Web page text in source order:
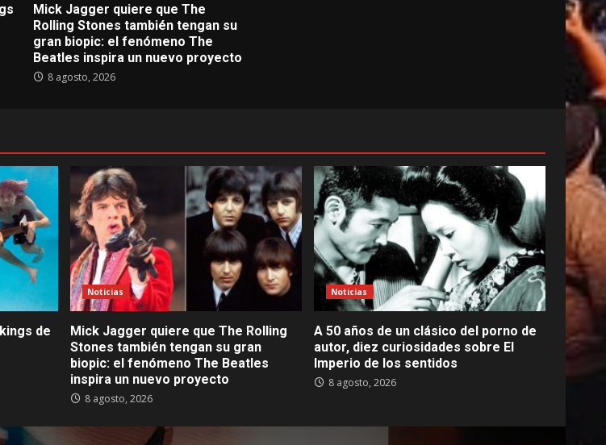
Mick Jagger quiere que The
Rolling Stones también tengan su
gran biopic: el fenómeno The
Beatles inspira un nuevo proyecto
8 agosto, 2026
de
Noticias
Mick Jagger quiere que The Rolling
Stones también tengan su gran
biopic: el fenómeno The Beatles
inspira un nuevo proyecto
8 agosto, 2026
Noticias
A 50 años de un clásico del porno de
autor, diez curiosidades sobre El
Imperio de los sentidos
8 agosto, 2026